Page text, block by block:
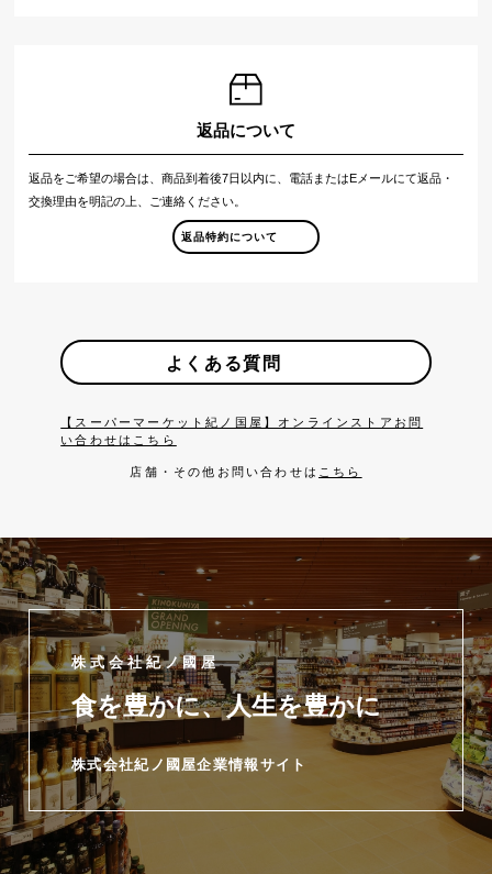
返品について
返品をご希望の場合は、商品到着後7日以内に、電話またはEメールにて返品・
交換理由を明記の上、ご連絡ください。
返品特約について
よくある質問
【スーパーマーケット紀ノ国屋】オンラインストアお問
い合わせはこちら
店舗・その他お問い合わせは こちら
株式会社紀ノ國屋
食を豊かに、人生を豊かに
株式会社紀ノ國屋企業情報サイト